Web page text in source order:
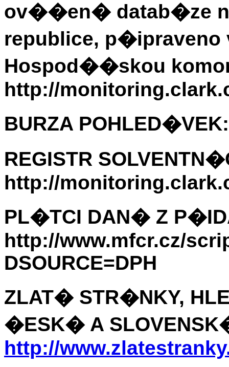
ov��en� datab�ze
republice,
Hospod��skou
http://
BURZA
REGISTR
http://
PL�TCI DAN� Z
http://www.mfcr.cz/
DSOURCE=DPH
ZLAT� STR�NKY,
�ESK� A
http://